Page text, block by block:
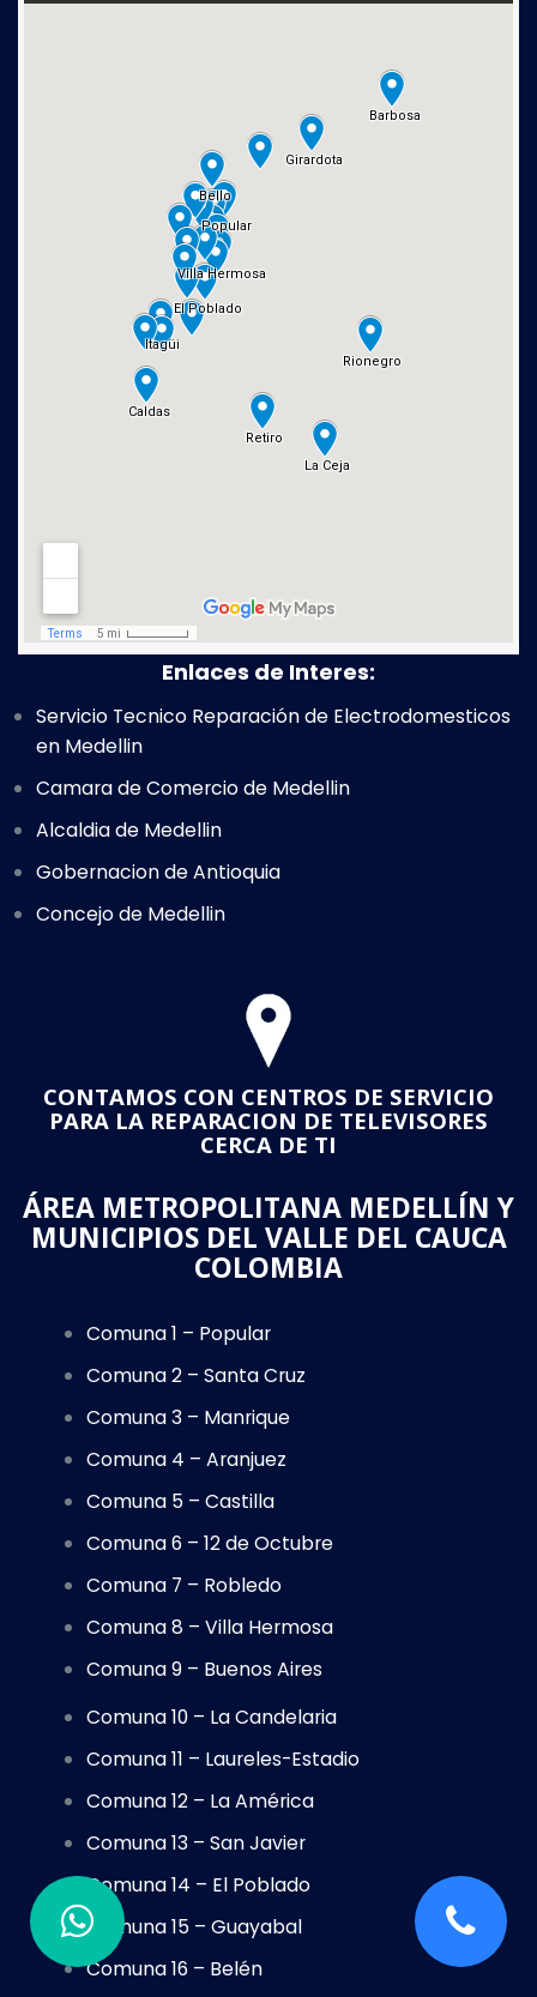
Enlaces de Interes:
Servicio Tecnico Reparación de Electrodomesticos
en Medellin
Camara de Comercio de Medellin
Alcaldia de Medellin
Gobernacion de Antioquia
Concejo de Medellin
CONTAMOS CON CENTROS DE SERVICIO
PARA LA REPARACION DE TELEVISORES
CERCA DE TI
ÁREA METROPOLITANA MEDELLÍN Y
MUNICIPIOS DEL VALLE DEL CAUCA
COLOMBIA
Comuna 1 – Popular
Comuna 2 – Santa Cruz
Comuna 3 – Manrique
Comuna 4 – Aranjuez
Comuna 5 – Castilla
Comuna 6 – 12 de Octubre
Comuna 7 – Robledo
Comuna 8 – Villa Hermosa
Comuna 9 – Buenos Aires
Comuna 10 – La Candelaria
Comuna 11 – Laureles-Estadio
Comuna 12 – La América
Comuna 13 – San Javier
Comuna 14 – El Poblado
Comuna 15 – Guayabal
Comuna 16 – Belén